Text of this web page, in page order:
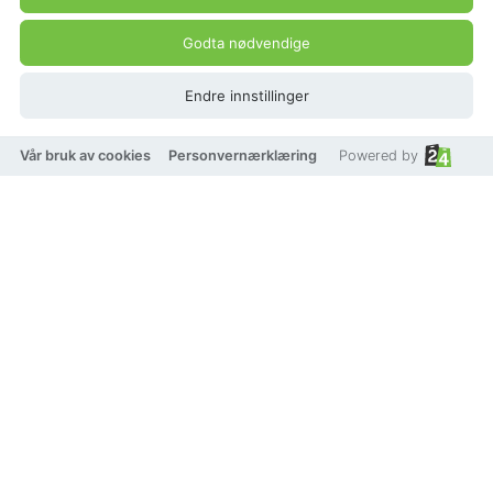
Godta nødvendige
Endre innstillinger
Vår bruk av cookies Personvernærklæring Powered by